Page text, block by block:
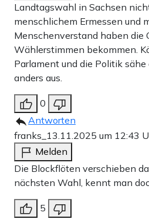
Landtagswahl in Sachsen
menschlichem Ermessen und
Menschenverstand haben die
Wählerstimmen bekommen.
Parlament und die Politik
anders aus.
0
Antworten
franks_ 13.11.2025 um 12:43
Melden
Die Blockflöten verschieben
nächsten Wahl, kennt man
5